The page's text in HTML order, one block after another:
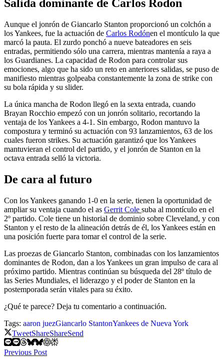
Salida dominante de Carlos Rodon
Aunque el jonrón de Giancarlo Stanton proporcionó un colchón a
los Yankees, fue la actuación de Carlos Rodónen el montículo la que
marcó la pauta. El zurdo ponchó a nueve bateadores en seis
entradas, permitiendo sólo una carrera, mientras mantenía a raya a
los Guardianes. La capacidad de Rodon para controlar sus
emociones, algo que ha sido un reto en anteriores salidas, se puso de
manifiesto mientras golpeaba constantemente la zona de strike con
su bola rápida y su slider.
La única mancha de Rodon llegó en la sexta entrada, cuando
Brayan Rocchio empezó con un jonrón solitario, recortando la
ventaja de los Yankees a 4-1. Sin embargo, Rodon mantuvo la
compostura y terminó su actuación con 93 lanzamientos, 63 de los
cuales fueron strikes. Su actuación garantizó que los Yankees
mantuvieran el control del partido, y el jonrón de Stanton en la
octava entrada selló la victoria.
De cara al futuro
Con los Yankees ganando 1-0 en la serie, tienen la oportunidad de
ampliar su ventaja cuando el as Gerrit Cole suba al montículo en el
2º partido. Cole tiene un historial de dominio sobre Cleveland, y con
Stanton y el resto de la alineación detrás de él, los Yankees están en
una posición fuerte para tomar el control de la serie.
Las proezas de Giancarlo Stanton, combinadas con los lanzamientos
dominantes de Rodon, dan a los Yankees un gran impulso de cara al
próximo partido. Mientras continúan su búsqueda del 28º título de
las Series Mundiales, el liderazgo y el poder de Stanton en la
postemporada serán vitales para su éxito.
¿Qué te parece? Deja tu comentario a continuación.
Tags: aaron juezGiancarlo StantonYankees de Nueva York
TweetShareShareSend
Previous Post